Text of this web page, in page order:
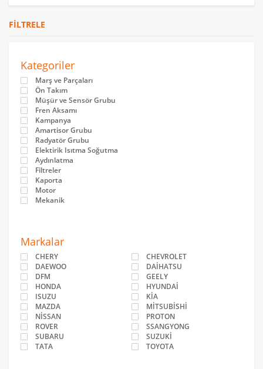
FILTRELE
Kategoriler
Marş ve Parçaları
Ön Takım
Müşür ve Sensör Grubu
Fren Aksamı
Kampanya
Amartisor Grubu
Radyatör Grubu
Elektirik Isıtma Soğutma
Aydınlatma
Filtreler
Kaporta
Motor
Mekanik
Markalar
CHERY
CHEVROLET
DAEWOO
DAİHATSU
DFM
GEELY
HONDA
HYUNDAİ
ISUZU
KİA
MAZDA
MİTSUBİSHİ
NİSSAN
PROTON
ROVER
SSANGYONG
SUBARU
SUZUKİ
TATA
TOYOTA